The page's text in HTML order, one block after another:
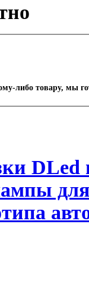
либо товару, мы
DLed